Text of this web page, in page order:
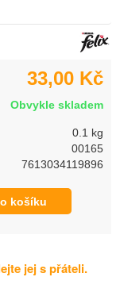
33,00 Kč
Obvykle skladem
0.1 kg
00165
7613034119896
jej s přáteli.